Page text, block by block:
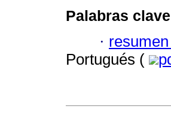
Palabras
·
Portugués (